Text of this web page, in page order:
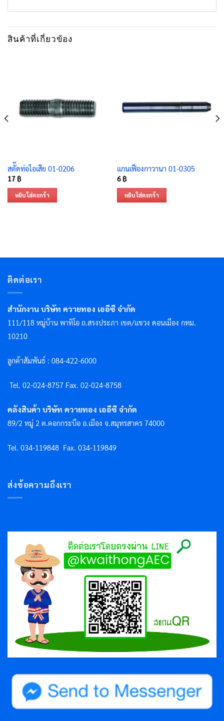
สินค้าที่เกี่ยวข้อง
สตั๊ดท่อไอเสีย 01-0206
17 ฿
หยิบใส่ตะกร้า
แกนเฟืองกาวานา 01-0305
6 ฿
หยิบใส่ตะกร้า
ติดต่อเรา
สำนักงาน บริษัท ควายทอง เออีซี จำกัด
111/118 หมู่บ้าน พาทิโอ ถ.สรงประภา เขต/แขวง ดอนเมือง กทม.
10210
ลูกค้าสัมพันธ์ : 084-422-6000
Tel. 02-024-8757 Fax. 02-024-8758
คลังสินค้า บริษัท ควายทอง เออีซี จำกัด
89/2 หมู่ 2 ต.คอกกระบือ อ.เมือง จ.สมุทรสาคร 74000
Tel. 034-119848 Fax. 034-119849
ส่งข้อความถึงเรา